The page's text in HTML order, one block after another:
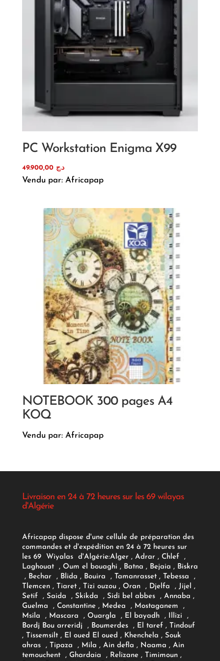
PC Workstation Enigma X99
د.ج 49.900,00
Vendu par: Africapap
NOTEBOOK 300 pages A4
KOQ
Vendu par: Africapap
Livraison en 24 à 72 heures sur les 69 wilayas
d'Algérie
Africapap dispose d'une cellule de préparation des
commandes et d'expédition en 24 à 72 heures sur
les 69 Wiyalas d'Algérie:Alger , Adrar, Chlef ,
Laghouat , Oum el bouaghi , Batna , Bejaia , Biskra
, Bechar , Blida , Bouira , Tamanrasset , Tebessa ,
Tlemcen , Tiaret , Tizi ouzou , Oran , Djelfa , Jijel ,
Setif , Saida , Skikda , Sidi bel abbes , Annaba ,
Guelma , Constantine , Medea , Mostaganem ,
Msila , Mascara , Ouargla , El bayadh , Illizi ,
Bordj Bou arreridj , Boumerdes , El taref , Tindouf
, Tissemsilt , El oued El oued , Khenchela , Souk
ahras , Tipaza , Mila , Ain defla , Naama , Ain
temouchent , Ghardaia , Relizane , Timimoun ,